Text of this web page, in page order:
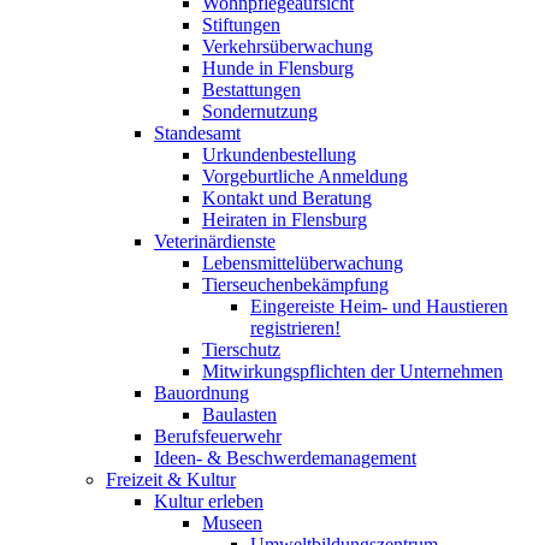
Stiftungen
Verkehrsüberwachung
Hunde in Flensburg
Bestattungen
Sondernutzung
Standesamt
Urkundenbestellung
Vorgeburtliche Anmeldung
Kontakt und Beratung
Heiraten in Flensburg
Veterinärdienste
Lebensmittelüberwachung
Tierseuchenbekämpfung
Eingereiste Heim- und Haustieren
registrieren!
Tierschutz
Mitwirkungspflichten der Unternehmen
Bauordnung
Baulasten
Berufsfeuerwehr
Ideen- & Beschwerdemanagement
Freizeit & Kultur
Kultur erleben
Museen